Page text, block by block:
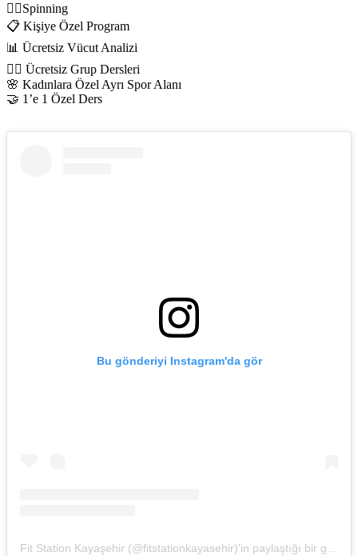
🚴‍♀️Spinning
📋 Kişiye Özel Program
📊 Ücretsiz Vücut Analizi
👯‍♀️ Ücretsiz Grup Dersleri
🌸 Kadınlara Özel Ayrı Spor Alanı
🤝 1’e 1 Özel Ders
Bu gönderiyi Instagram'da gör
Fit Station Kayaşehir (@fitstationkayasehir)'in paylaştığı bir gönderi